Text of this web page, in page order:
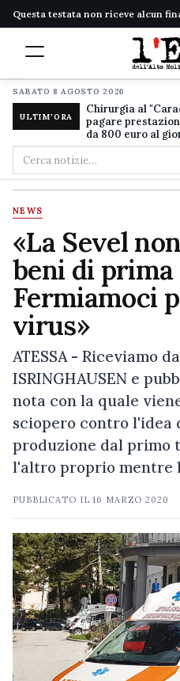
Questa testata non riceve alcun
SABATO 8 AGOSTO 2026
ULTIM'ORA
Chirurgia al
pagare
da 800 euro al
Cerca
nel
sito
NEWS
«La Sevel
beni di prima
Fermiamoci
virus»
ATESSA - Riceviamo
ISRINGHAUSEN e
nota con la quale
sciopero contro l'idea
produzione dal primo
l'altro proprio mentre
PUBBLICATO IL16 MARZO 2020